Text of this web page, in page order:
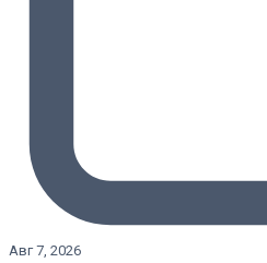
Авг 7, 2026